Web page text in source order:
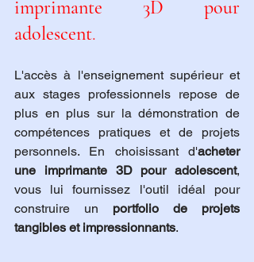
imprimante 3D pour
adolescent.
L'accès à l'enseignement supérieur et
aux stages professionnels repose de
plus en plus sur la démonstration de
compétences pratiques et de projets
personnels. En choisissant d'acheter
une imprimante 3D pour adolescent,
vous lui fournissez l'outil idéal pour
construire un portfolio de projets
tangibles et impressionnants.